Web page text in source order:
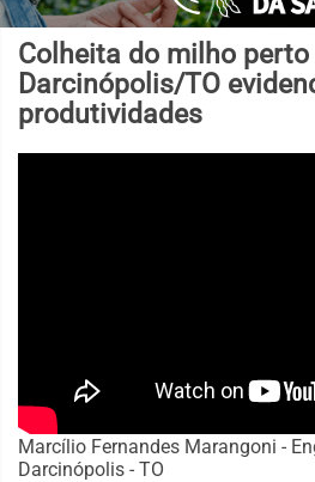
Colheita do milho
Darcinópolis/TO
produtividades
Marcílio Fernandes Marangoni -
Darcinópolis - TO